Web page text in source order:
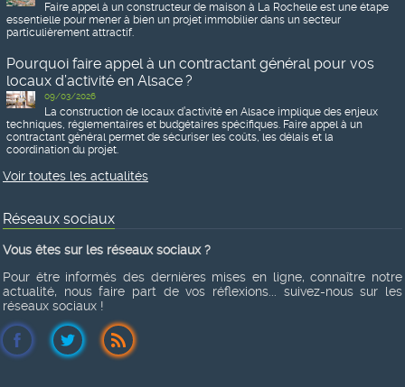
Faire appel à un constructeur de maison à La Rochelle est une étape
essentielle pour mener à bien un projet immobilier dans un secteur
particulièrement attractif.
Pourquoi faire appel à un contractant général pour vos
locaux d’activité en Alsace ?
09/03/2026
La construction de locaux d’activité en Alsace implique des enjeux
techniques, réglementaires et budgétaires spécifiques. Faire appel à un
contractant général permet de sécuriser les coûts, les délais et la
coordination du projet.
Voir toutes les actualités
Réseaux sociaux
Vous êtes sur les réseaux sociaux ?
Pour être informés des dernières mises en ligne, connaître notre
actualité, nous faire part de vos réflexions... suivez-nous sur les
réseaux sociaux !